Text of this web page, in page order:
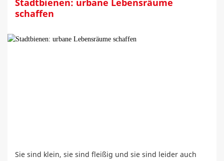
Stadtbienen: urbane Lebensräume
schaffen
Sie sind klein, sie sind fleißig und sie sind leider auch